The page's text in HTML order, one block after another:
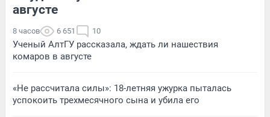
августе
8 часов 6 651 10
Ученый АлтГУ рассказала, ждать ли нашествия
комаров в августе
«Не рассчитала силы»: 18-летняя ужурка пыталась
успокоить трехмесячного сына и убила его